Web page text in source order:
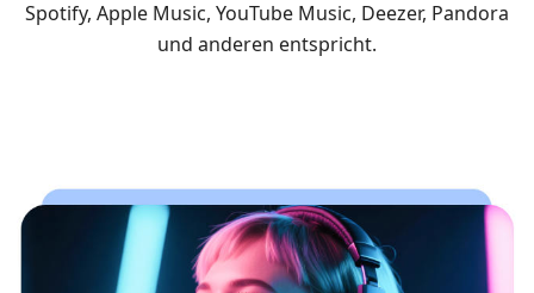
Spotify, Apple Music, YouTube Music, Deezer, Pandora
und anderen entspricht.